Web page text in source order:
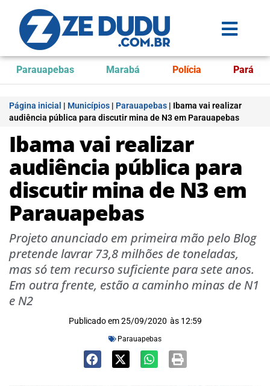
Parauapebas Marabá Polícia Pará
Página inicial | Municípios | Parauapebas | Ibama vai realizar
audiência pública para discutir mina de N3 em Parauapebas
Ibama vai realizar
audiência pública para
discutir mina de N3 em
Parauapebas
Projeto anunciado em primeira mão pelo Blog
pretende lavrar 73,8 milhões de toneladas,
mas só tem recurso suficiente para sete anos.
Em outra frente, estão a caminho minas de N1
e N2
Publicado em 25/09/2020 às 12:59
Parauapebas